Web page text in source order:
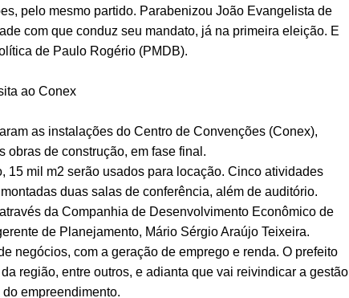
pelo mesmo partido. Parabenizou João Evangelista de
com que conduz seu mandato, já na primeira eleição. E
de Paulo Rogério (PMDB).
ao Conex
as instalações do Centro de Convenções (Conex),
obras de construção, em fase final.
mil m2 serão usados para locação. Cinco atividades
duas salas de conferência, além de auditório.
da Companhia de Desenvolvimento Econômico de
de Planejamento, Mário Sérgio Araújo Teixeira.
com a geração de emprego e renda. O prefeito
região, entre outros, e adianta que vai reivindicar a gestão
empreendimento.